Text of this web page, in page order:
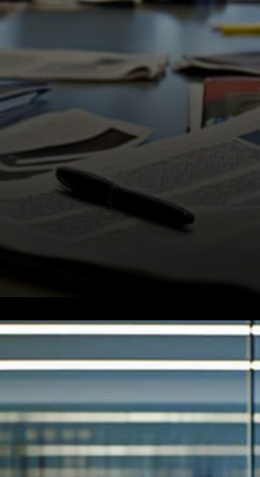
maintenant